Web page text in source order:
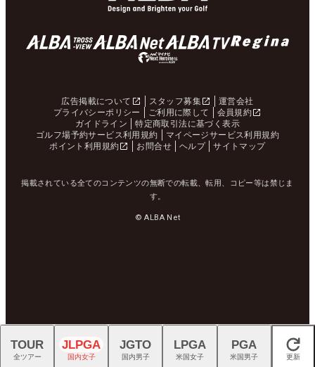
広告掲載について スタッフ募集
運営会社
プライバシーポリシー
ご利用に際して
会員規約
ガイドライン
特定商取引法に基づく表示
ゴルフ場予約サービス利用規約
マイページサービス利用規約
ポイント利用規約
お問合せ ヘルプ サイトマップ
掲載されている全てのコンテンツの無断での転載、転用、コピー等は禁じま
す。
© ALBA Net
閉じる
TOUR
全ツアー
JLPGA
国内女子
JGTO
国内男子
LPGA
米国女子
PGA
米国男子 更新